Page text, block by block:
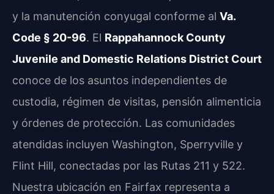
y la manutención conyugal conforme al Va.
Code § 20-96. El Rappahannock County
Juvenile and Domestic Relations District Court
conoce de los asuntos independientes de
custodia, régimen de visitas, pensión alimenticia
y órdenes de protección. Las comunidades
atendidas incluyen Washington, Sperryville y
Flint Hill, conectadas por las Rutas 211 y 522.
Nuestra ubicación en Fairfax representa a